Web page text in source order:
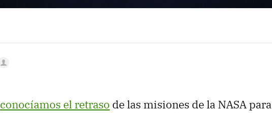
conocíamos el retraso de las misiones de la NASA para